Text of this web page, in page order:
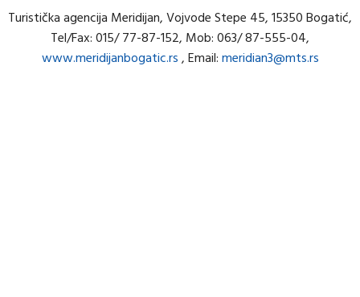
Turistička agencija Meridijan, Vojvode Stepe 45, 15350 Bogatić,
Tel/Fax: 015/ 77-87-152, Mob: 063/ 87-555-04,
www.meridijanbogatic.rs, Email:meridian3@mts.rs